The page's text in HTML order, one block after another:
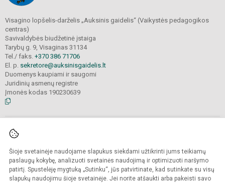
Šioje svetainėje naudojame slapukus siekdami užtikrinti jums teikiamų
paslaugų kokybę, analizuoti svetainės naudojimą ir optimizuoti naršymo
patirtį. Spustelėję mygtuką „Sutinku“, jūs patvirtinate, kad sutinkate su visų
slapukų naudojimu šioje svetainėje. Jei norite atšaukti arba pakeisti savo
Visagino lopšelis-darželis „Auksinis gaidelis“ (Vaikystės pedagogikos
centras)
Savivaldybės biudžetinė įstaiga
Tarybų g. 9, Visaginas 31134
Tel./ faks. +370 386 71706
El. p. sekretore@auksinisgaidelis.lt
Duomenys kaupiami ir saugomi
Juridinių asmenų registre
Įmonės kodas 190230639
© 2025. Visagino lopšelis-darželis „Auksinis gaidelis“ (Vaikystės pedagogikos
sutikimo
griežtai draudžiama.
Prieinamumo paraiška Slapukų valdymas